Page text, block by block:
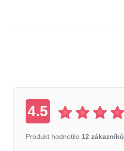
4.5
Produkt hodnotilo 12 zákazníků